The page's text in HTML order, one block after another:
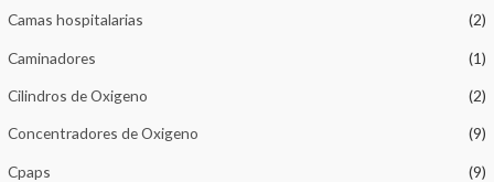
Camas hospitalarias (2)
Caminadores (1)
Cilindros de Oxigeno (2)
Concentradores de Oxigeno (9)
Cpaps (9)